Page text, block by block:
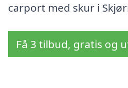
carport med skur i
Få 3 tilbud, gratis og